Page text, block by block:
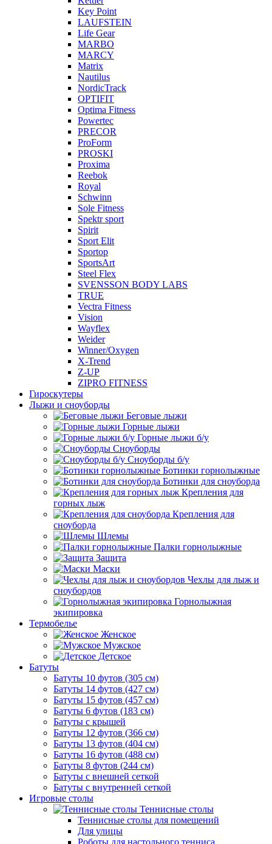
Key Point
LAUFSTEIN
Life Gear
MARBO
MARCY
Matrix
Nautilus
NordicTrack
OPTIFIT
Optima Fitness
Powertec
PRECOR
ProForm
PROSKI
Proxima
Reebok
Royal
Schwinn
Sole Fitness
Spektr sport
Spirit
Sport Elit
Sportop
SportsArt
Steel Flex
SVENSSON BODY LABS
TRUE
Vectra Fitness
Vision
Wayflex
Weider
Winner/Oxygen
X-Trend
Z-UP
ZIPRO FITNESS
Гироскутеры
Лыжи и сноуборды
Беговые лыжи
Горные лыжи
Горные лыжи б/у
Сноуборды
Сноуборды б/у
Ботинки горнолыжные
Ботинки для сноуборда
Крепления для
горных лыж
Крепления для
сноуборда
Шлемы
Палки горнолыжные
Защита
Маски
Чехлы для лыж и
сноубордов
Горнолыжная
экипировка
Термобелье
Женское
Мужское
Детское
Батуты
Батуты 10 футов (305 см)
Батуты 14 футов (427 см)
Батуты 15 футов (457 см)
Батуты 6 футов (183 см)
Батуты с крышей
Батуты 12 футов (366 см)
Батуты 13 футов (404 см)
Батуты 16 футов (488 см)
Батуты 8 футов (244 см)
Батуты с внешней сеткой
Батуты с внутренней сеткой
Игровые столы
Теннисные столы
Теннисные столы для помещений
Для улицы
Роботы для настольного тенниса